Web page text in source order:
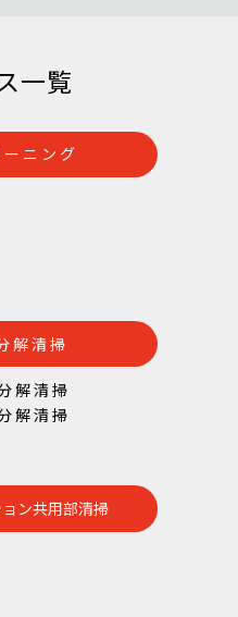
一覧
ニング
解清掃
解清掃
解清掃
ン共用部清掃